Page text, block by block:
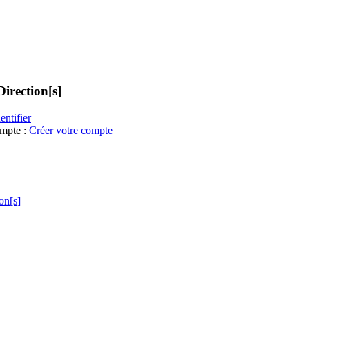
: Créer votre compte